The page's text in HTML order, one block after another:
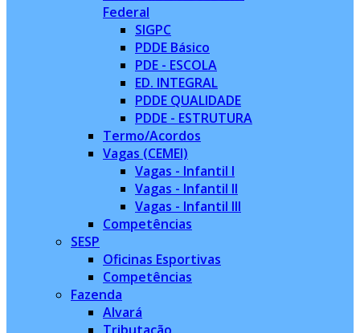
Federal
SIGPC
PDDE Básico
PDE - ESCOLA
ED. INTEGRAL
PDDE QUALIDADE
PDDE - ESTRUTURA
Termo/Acordos
Vagas (CEMEI)
Vagas - Infantil I
Vagas - Infantil II
Vagas - Infantil III
Competências
SESP
Oficinas Esportivas
Competências
Fazenda
Alvará